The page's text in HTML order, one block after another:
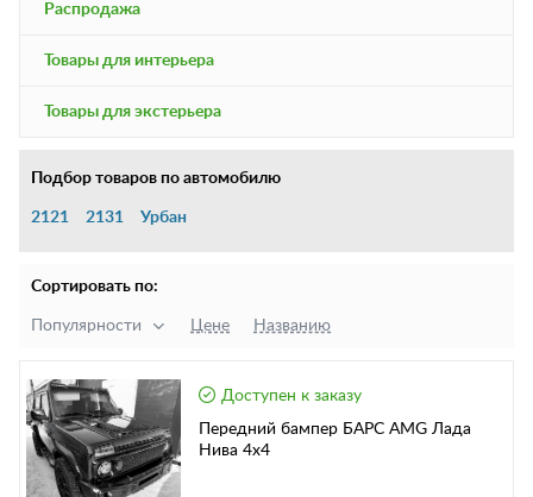
Распродажа
Товары для интерьера
Товары для экстерьера
Подбор товаров по автомобилю
2121 2131 Урбан
Сортировать по:
Популярности Цене Названию
Доступен к заказу
Передний бампер БАРС AMG Лада
Нива 4х4